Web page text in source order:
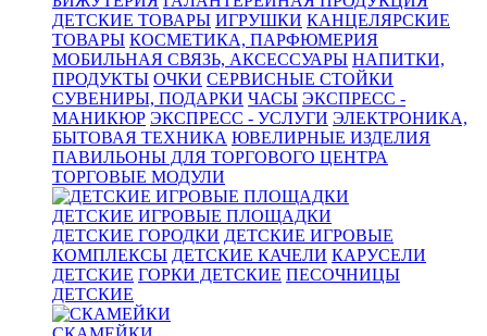
ДЕТСКИЕ ТОВАРЫ ИГРУШКИ КАНЦЕЛЯРСКИЕ
ТОВАРЫ КОСМЕТИКА, ПАРФЮМЕРИЯ
МОБИЛЬНАЯ СВЯЗЬ, АКСЕССУАРЫ НАПИТКИ,
ПРОДУКТЫ ОЧКИ СЕРВИСНЫЕ СТОЙКИ
СУВЕНИРЫ, ПОДАРКИ ЧАСЫ ЭКСПРЕСС -
МАНИКЮР ЭКСПРЕСС - УСЛУГИ ЭЛЕКТРОНИКА,
БЫТОВАЯ ТЕХНИКА ЮВЕЛИРНЫЕ ИЗДЕЛИЯ
ПАВИЛЬОНЫ ДЛЯ ТОРГОВОГО ЦЕНТРА
ТОРГОВЫЕ МОДУЛИ
ДЕТСКИЕ ИГРОВЫЕ ПЛОЩАДКИ
ДЕТСКИЕ ГОРОДКИ ДЕТСКИЕ ИГРОВЫЕ
КОМПЛЕКСЫ ДЕТСКИЕ КАЧЕЛИ КАРУСЕЛИ
ДЕТСКИЕ ГОРКИ ДЕТСКИЕ ПЕСОЧНИЦЫ
ДЕТСКИЕ